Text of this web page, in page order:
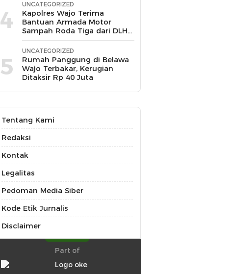
4
UNCATEGORIZED
Kapolres Wajo Terima
Bantuan Armada Motor
Sampah Roda Tiga dari DLH
untuk Dukung Gerakan
Peduli Lingkungan
5
UNCATEGORIZED
Rumah Panggung di Belawa
Wajo Terbakar, Kerugian
Ditaksir Rp 40 Juta
Tentang Kami
Redaksi
Kontak
Legalitas
Pedoman Media Siber
Kode Etik Jurnalis
Disclaimer
Part of